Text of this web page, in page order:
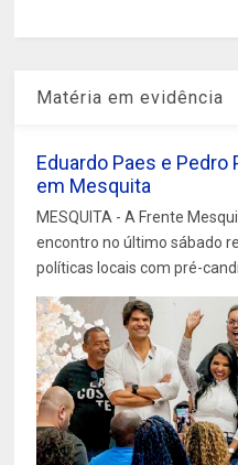
Matéria em evidência
Eduardo Paes e
em Mesquita
MESQUITA - A Frente
encontro no último sábado
políticas locais com pré-